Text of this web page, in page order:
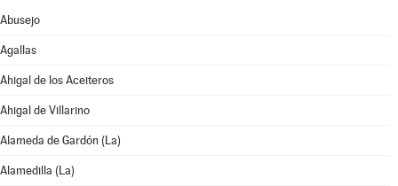
Abusejo
Agallas
Ahigal de los Aceiteros
Ahigal de Villarino
Alameda de Gardón (La)
Alamedilla (La)